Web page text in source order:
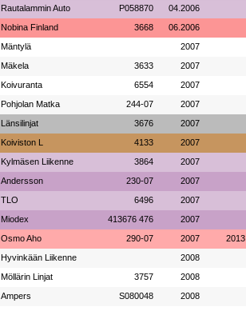
Rautalammin Auto P058870 04.2006
Nobina Finland 3668 06.2006
Mäntylä 2007
Mäkela 3633 2007
Koivuranta 6554 2007
Pohjolan Matka 244-07 2007
Länsilinjat 3676 2007
Koiviston L 4133 2007
Kylmäsen Liikenne 3864 2007
Andersson 230-07 2007
TLO 6496 2007
Miodex 413676 476 2007
Osmo Aho 290-07 2007 2013
Hyvinkään Liikenne 2008
Möllärin Linjat 3757 2008
Ampers S080048 2008